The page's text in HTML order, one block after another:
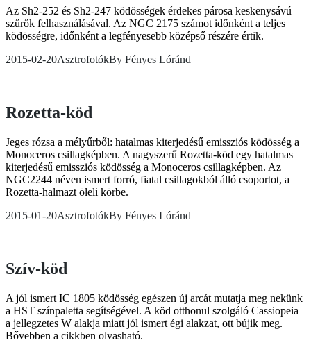
Az Sh2-252 és Sh2-247 ködösségek érdekes párosa keskenysávú
szűrők felhasználásával. Az NGC 2175 számot időnként a teljes
ködösségre, időnként a legfényesebb középső részére értik.
2015-02-20AsztrofotókBy Fényes Lóránd
Rozetta-köd
Jeges rózsa a mélyűrből: hatalmas kiterjedésű emissziós ködösség a
Monoceros csillagképben. A nagyszerű Rozetta-köd egy hatalmas
kiterjedésű emissziós ködösség a Monoceros csillagképben. Az
NGC2244 néven ismert forró, fiatal csillagokból álló csoportot, a
Rozetta-halmazt öleli körbe.
2015-01-20AsztrofotókBy Fényes Lóránd
Szív-köd
A jól ismert IC 1805 ködösség egészen új arcát mutatja meg nekünk
a HST színpaletta segítségével. A köd otthonul szolgáló Cassiopeia
a jellegzetes W alakja miatt jól ismert égi alakzat, ott bújik meg.
Bővebben a cikkben olvasható.